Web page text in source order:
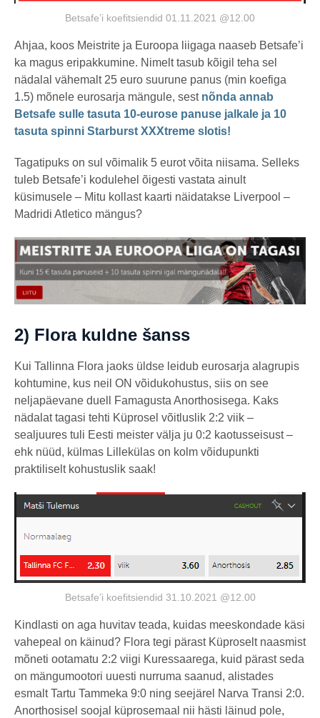
Betsafe’i koefitsiendid 01.11.2021 @12.00
Ahjaa, koos Meistrite ja Euroopa liigaga naaseb Betsafe’i
ka magus eripakkumine. Nimelt tasub kõigil teha sel
nädalal vähemalt 25 euro suurune panus (min koefiga
1.5) mõnele eurosarja mängule, sest nõnda annab
Betsafe sulle tasuta 10-eurose panuse jalkale ja 10
tasuta spinni Starburst XXXtreme slotis!
Tagatipuks on sul võimalik 5 eurot võita niisama. Selleks
tuleb Betsafe’i kodulehel õigesti vastata ainult
küsimusele – Mitu kollast kaarti näidatakse Liverpool –
Madridi Atletico mängus?
2) Flora kuldne šanss
Kui Tallinna Flora jaoks üldse leidub eurosarja alagrupis
kohtumine, kus neil ON võidukohustus, siis on see
neljapäevane duell Famagusta Anorthosisega. Kaks
nädalat tagasi tehti Küprosel võitluslik 2:2 viik –
sealjuures tuli Eesti meister välja ju 0:2 kaotusseisust –
ehk nüüd, külmas Lillekülas on kolm võidupunkti
praktiliselt kohustuslik saak!
Betsafe’i koefitsiendid 31.10.2021 @12.00
Kindlasti on aga huvitav teada, kuidas meeskondade käsi
vahepeal on käinud? Flora tegi pärast Küproselt naasmist
mõneti ootamatu 2:2 viigi Kuressaarega, kuid pärast seda
on mängumootori uuesti nurruma saanud, alistades
esmalt Tartu Tammeka 9:0 ning seejärel Narva Transi 2:0.
Anorthosisel soojal küprosemaal nii hästi läinud pole,